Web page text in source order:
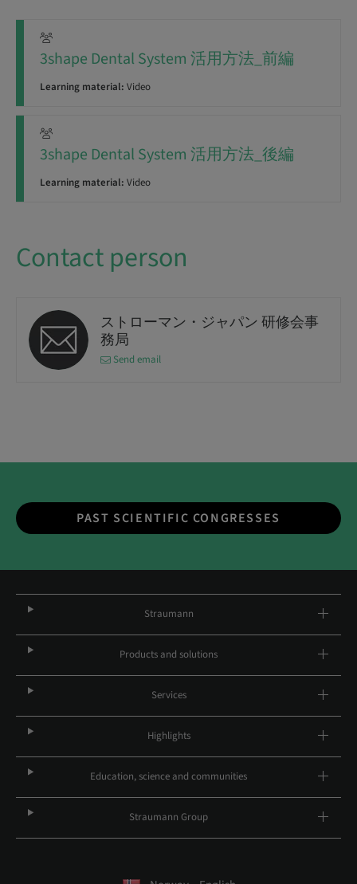
3shape Dental System 活用方法_前編
Learning material: Video
3shape Dental System 活用方法_後編
Learning material: Video
Contact person
ストローマン・ジャパン 研修会事
務局
Send email
PAST SCIENTIFIC CONGRESSES
Straumann
Products and solutions
Services
Highlights
Education, science and communities
Straumann Group